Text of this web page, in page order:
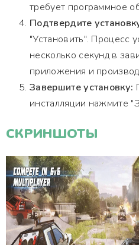
требует программное
Подтвердите
"Установить". Процесс
несколько секунд в
приложения и
Завершите установку:
инсталляции нажмите
СКРИНШОТЫ